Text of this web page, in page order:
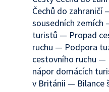
Čechů do zahraničí
sousedních zemích
turistů — Propad
ruchu — Podpora
cestovního ruchu —
nápor domácích
v Británii — Bilance